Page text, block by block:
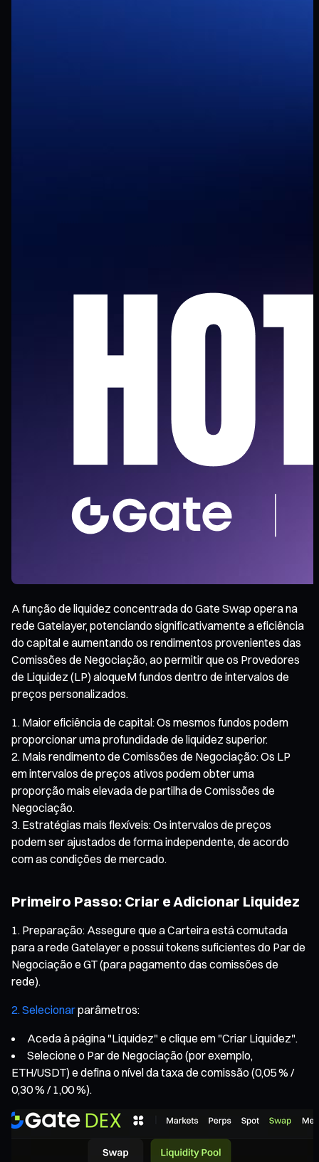
A função de liquidez concentrada do Gate Swap opera na
rede Gatelayer, potenciando significativamente a eficiência
do capital e aumentando os rendimentos provenientes das
Comissões de Negociação, ao permitir que os Provedores
de Liquidez (LP) aloqueM fundos dentro de intervalos de
preços personalizados.
Maior eficiência de capital: Os mesmos fundos podem
proporcionar uma profundidade de liquidez superior.
Mais rendimento de Comissões de Negociação: Os LP
em intervalos de preços ativos podem obter uma
proporção mais elevada de partilha de Comissões de
Negociação.
Estratégias mais flexíveis: Os intervalos de preços
podem ser ajustados de forma independente, de acordo
com as condições de mercado.
Primeiro Passo: Criar e Adicionar Liquidez
Preparação: Assegure que a Carteira está comutada
para a rede Gatelayer e possui tokens suficientes do Par de
Negociação e GT (para pagamento das comissões de
rede).
2. Selecionarparâmetros:
Aceda à página "Liquidez" e clique em "Criar Liquidez".
Selecione o Par de Negociação (por exemplo,
ETH/USDT) e defina o nível da taxa de comissão (0,05 % /
0,30 % / 1,00 %).